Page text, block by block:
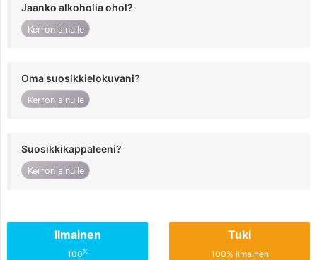
Jaanko alkoholia ohol?
Kerron sinulle
Oma suosikkielokuvani?
Kerron sinulle
Suosikkikappaleeni?
Kerron sinulle
Ilmainen
100%
Tuki
100% ilmainen